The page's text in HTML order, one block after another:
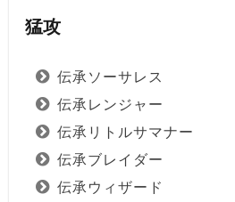
猛攻
伝承ソーサレス
伝承レンジャー
伝承リトルサマナー
伝承ブレイダー
伝承ウィザード